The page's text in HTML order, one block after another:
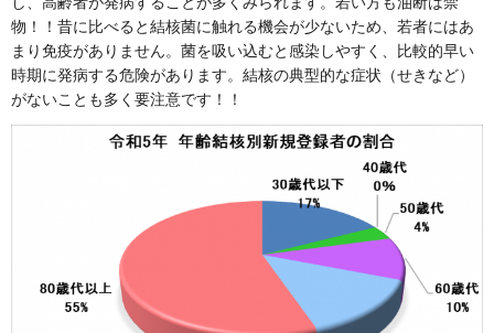
物！！昔に比べると結核菌に触れる機会が少ないため、若者にはあ
まり免疫がありません。菌を吸い込むと感染しやすく、比較的早い
時期に発病する危険があります。結核の典型的な症状（せきなど）
がないことも多く要注意です！！